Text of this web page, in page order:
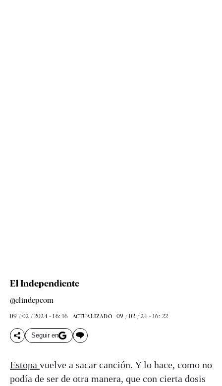
El Independiente
@elindepcom
09 / 02 / 2024 - 16: 16 ACTUALIZADO 09 / 02 / 24 - 16: 22
Seguir en
Estopa vuelve a sacar canción. Y lo hace, como no
podía de ser de otra manera, que con cierta dosis